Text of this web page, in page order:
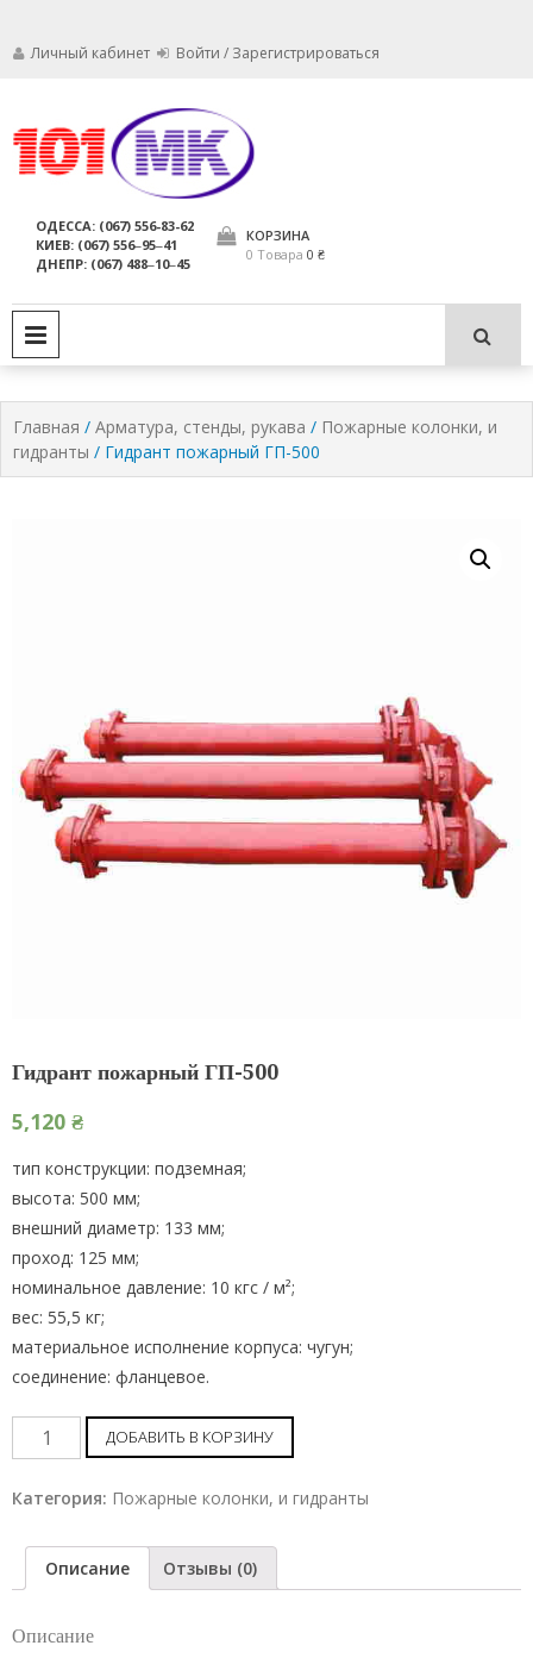
Личный кабинет Войти / Зарегистрироваться
компания МАРКО
пригодны для использования по
назначению.
ОДЕССА: (067) 556-83-62
КИЕВ: (067) 556‒95‒41
ДНЕПР: (067) 488‒10‒45
КОРЗИНА
0 Товара 0 ₴
Главная / Арматура, стенды, рукава / Пожарные колонки, и
гидранты / Гидрант пожарный ГП-500
Гидрант пожарный ГП-500
5,120 ₴
тип конструкции: подземная;
высота: 500 мм;
внешний диаметр: 133 мм;
проход: 125 мм;
номинальное давление: 10 кгс / м²;
вес: 55,5 кг;
материальное исполнение корпуса: чугун;
соединение: фланцевое.
Гидрант
пожарный
ГП-500
ДОБАВИТЬ В КОРЗИНУ
Категория: Пожарные колонки, и гидранты
Описание Отзывы (0)
Описание